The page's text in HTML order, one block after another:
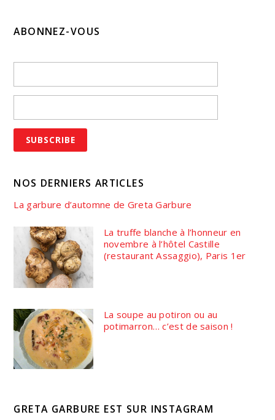
ABONNEZ-VOUS
NOS DERNIERS ARTICLES
La garbure d’automne de Greta Garbure
La truffe blanche à l’honneur en
novembre à l’hôtel Castille
(restaurant Assaggio), Paris 1er
La soupe au potiron ou au
potimarron… c’est de saison !
GRETA GARBURE EST SUR INSTAGRAM